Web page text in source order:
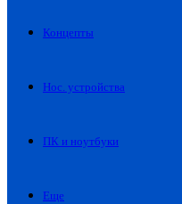
Концепты
Нос. устройства
ПК и ноутбуки
Еще